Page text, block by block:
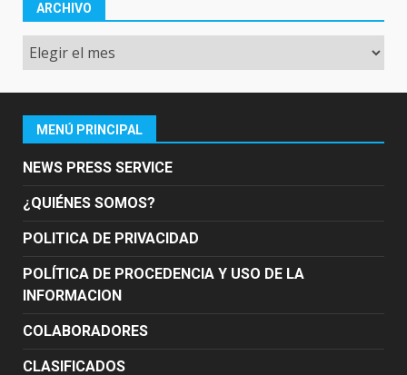
ARCHIVO
Archivo
MENÚ PRINCIPAL
NEWS PRESS SERVICE
¿QUIÉNES SOMOS?
POLITICA DE PRIVACIDAD
POLÍTICA DE PROCEDENCIA Y USO DE LA
INFORMACION
COLABORADORES
CLASIFICADOS